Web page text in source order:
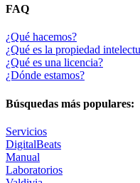
FAQ
¿Qué hacemos?
¿Qué es la propiedad
¿Qué es una licencia?
¿Dónde estamos?
Búsquedas más populares:
Servicios
DigitalBeats
Manual
Laboratorios